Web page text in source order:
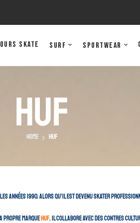
Skate Surf Sportwear
Huf
Home Huf
années 1990. Alors qu’il est devenu skater
propre marque HUF. Il collabore avec des contres